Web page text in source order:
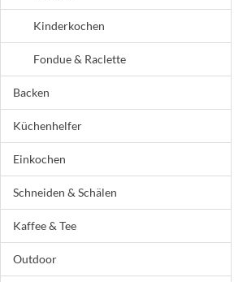
Kinderkochen
Fondue & Raclette
Backen
Küchenhelfer
Einkochen
Schneiden & Schälen
Kaffee & Tee
Outdoor